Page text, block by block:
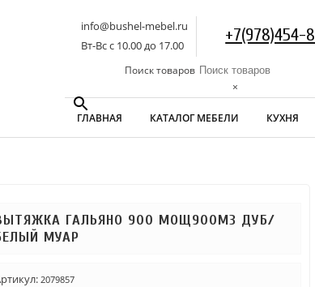
info@bushel-mebel.ru
Вт-Вс c 10.00 до 17.00
+7(978)454-
Поиск товаров
×
ГЛАВНАЯ КАТАЛОГ МЕБЕЛИ КУХНЯ
ГАЛЬЯНО 900 МОЩ900М3 ДУБ/
МУАР
2079857